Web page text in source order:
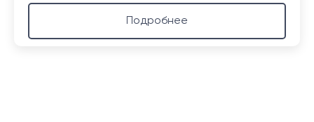
Подробнее